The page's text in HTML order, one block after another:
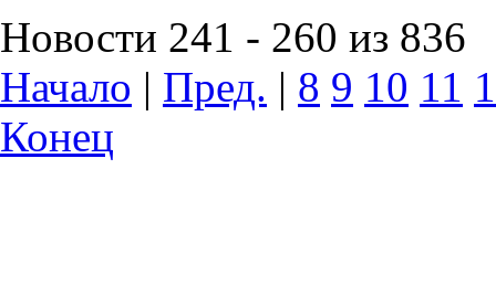
Новости 241 - 260 из 836
Начало | Пред. | 8 9 10 11
Конец